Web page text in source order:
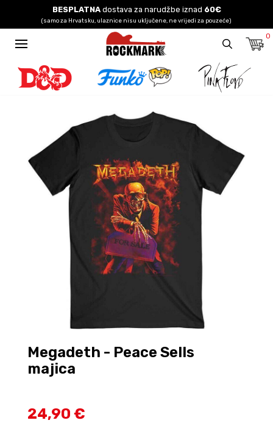
BESPLATNAdostava za narudžbe iznad 60€
(samo za Hrvatsku, ulaznice nisu uključene, ne vrijedi za pouzeće)
0
Megadeth - Peace Sells
majica
24,90 €